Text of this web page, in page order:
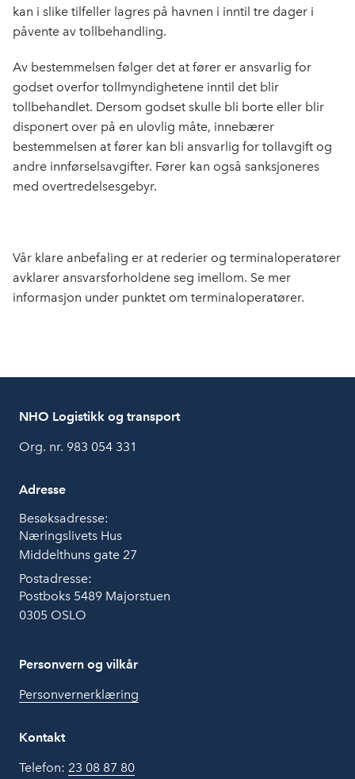
kan i slike tilfeller lagres på havnen i inntil tre dager i
påvente av tollbehandling.
Av bestemmelsen følger det at fører er ansvarlig for
godset overfor tollmyndighetene inntil det blir
tollbehandlet. Dersom godset skulle bli borte eller blir
disponert over på en ulovlig måte, innebærer
bestemmelsen at fører kan bli ansvarlig for tollavgift og
andre innførselsavgifter. Fører kan også sanksjoneres
med overtredelsesgebyr.
Vår klare anbefaling er at rederier og terminaloperatører
avklarer ansvarsforholdene seg imellom. Se mer
informasjon under punktet om terminaloperatører.
NHO Logistikk og transport
Org. nr. 983 054 331
Adresse
Besøksadresse:
Næringslivets Hus
Middelthuns gate 27
Postadresse:
Postboks 5489 Majorstuen
0305 OSLO
Personvern og vilkår
Personvernerklæring
Kontakt
Telefon: 23 08 87 80